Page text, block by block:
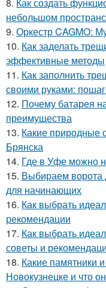
небольшом
9. Оркестр CAGMO:
10. Как заделать
эффективные методы
11. Как заполнить
своими руками:
12. Почему батарея
преимущества
13. Какие природные
Брянска
14. Где в Уфе можно
15. Выбираем ворота
для начинающих
16. Как выбрать
рекомендации
17. Как выбрать
советы и
18. Какие памятники
Новокузнецке и что